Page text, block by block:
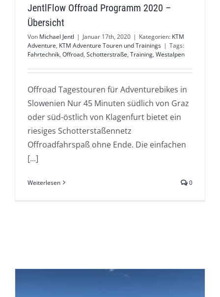
JentlFlow Offroad Programm 2020 –
Übersicht
Von Michael Jentl | Januar 17th, 2020 | Kategorien: KTM
Adventure, KTM Adventure Touren und Trainings | Tags:
Fahrtechnik, Offroad, Schotterstraße, Training, Westalpen
Offroad Tagestouren für Adventurebikes in
Slowenien Nur 45 Minuten südlich von Graz
oder süd-östlich von Klagenfurt bietet ein
riesiges Schotterstaßennetz
Offroadfahrspaß ohne Ende. Die einfachen
[...]
Weiterlesen 0